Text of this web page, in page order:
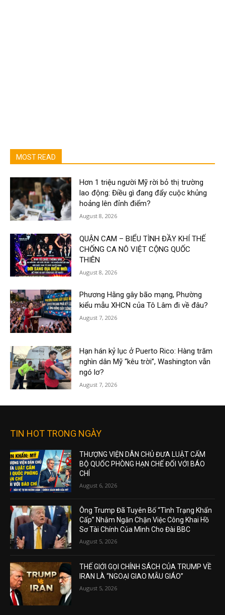
MOST READ
Hơn 1 triệu người Mỹ rời bỏ thị trường
lao động: Điều gì đang đẩy cuộc khủng
hoảng lên đỉnh điểm?
August 8, 2026
QUẬN CAM – BIỂU TÌNH ĐẦY KHÍ THẾ
CHỐNG CA NÔ VIỆT CỘNG QUỐC
THIÊN
August 8, 2026
Phương Hằng gây bão mạng, Phường
kiểu mẫu XHCN của Tô Lâm đi về đâu?
August 7, 2026
Hạn hán kỷ lục ở Puerto Rico: Hàng trăm
nghìn dân Mỹ “kêu trời”, Washington vẫn
ngó lơ?
August 7, 2026
TIN HOT TRONG NGÀY
THƯỢNG VIỆN DÂN CHỦ ĐƯA LUẬT CẤM
BỘ QUỐC PHÒNG HẠN CHẾ ĐỐI VỚI BÁO
CHÍ
August 6, 2026
Ông Trump Đã Tuyên Bố “Tình Trạng Khẩn
Cấp” Nhằm Ngăn Chặn Việc Công Khai Hồ
Sơ Tài Chính Của Mình Cho Đài BBC
August 5, 2026
THẾ GIỚI GỌI CHÍNH SÁCH CỦA TRUMP VỀ
IRAN LÀ “NGOẠI GIAO MẪU GIÁO”
August 5, 2026